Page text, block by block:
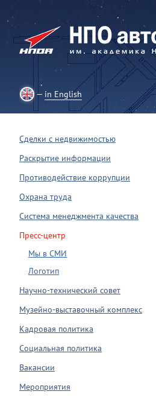
in English
Сделки с недвижимостью
Раскрытие информации
Противодействие коррупции
Охрана труда
Система менеджмента качества
Пресс-центр
Мы в СМИ
Логотип
Научно-технический совет
Музейно-выставочный комплекс
Кадровая политика
Социальная политика
Вакансии
Мероприятия